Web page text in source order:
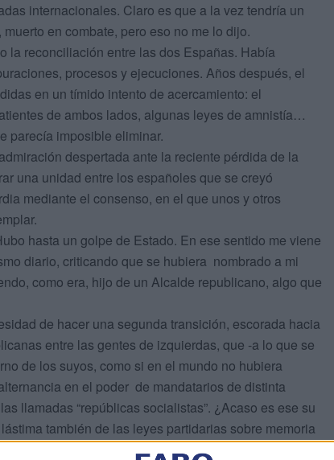
internacionales. Claro es que a la vez tendría un
en combate, pero eso no me lo dijo.
la reconciliación entre las dos Españas. Había
procesos y ejecuciones. Años después, el
en un tímido intento de acercamiento: el
de ambos lados, algunas leyes de amnistía…
parecía imposible eliminar.
despertada ante la reciente pérdida de la
una unidad entre los españoles que se creyó
mediante el consenso, en el que unos y otros
hasta un golpe de Estado. En ese sentido me viene
diario, criticando que se hubiera nombrado a mi
como era, hijo de un Alcalde republicano, algo que
de hacer una segunda transición, escorada hacia
entre las gentes de izquierdas, que -a lo que se
de los suyos, como si en el mundo no hubiera
en el poder de mandatarios de distinta
llamadas “repúblicas socialistas”. ¿Acaso es ese su
también de las leyes partidarias sobre memoria
nombres de vías públicas que correspondían a